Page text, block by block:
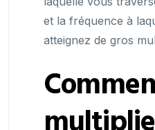
et la fréquence à
atteignez de gros